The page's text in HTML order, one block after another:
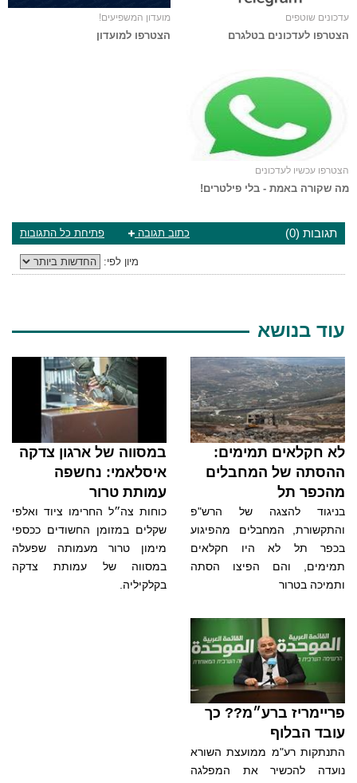
עדכונים שוטפים
הצטרפו לעדכונים בטלגרם
מועדון המשפיעים!
הצטרפו למועדון
הצטרפו עכשיו לעדכונים
מה שקורה באמת - בלי פילטרים!
תגובות (0) פתיחת כל התגובות כתוב תגובה
מיון לפי:
עוד בנושא
לא חקלאים תמימים:
ההסתה של המחבלים
מהכפר תל
בניגוד להצגה של הרש"פ
והתקשורת, המחבלים מהפיגוע
בכפר תל לא היו חקלאים
תמימים, והם הפיצו הסתה
ותמיכה בטרור
במסווה של ארגון צדקה
איסלאמי: נחשפה
עמותת טרור
כוחות צה״ל החרימו ציוד ואלפי
שקלים במזומן החשודים ככספי
מימון טרור מעמותה שפעלה
במסווה של עמותת צדקה
בקלקיליה.
פריימריז ברע״מ?? כך
עובד הבלוף
התנתקות רע"מ ממועצת השורא
נועדה להכשיר את המפלגה